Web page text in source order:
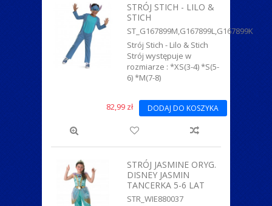
STRÓJ STICH - LILO &
STICH
ST_G167899M,G167899L,G167899K
Strój Stich - Lilo & Stich
Strój występuje w
rozmiarze : *XS(3-4) *S(5-
6) *M(7-8)
82,99 zł DODAJ DO KOSZYKA
STRÓJ JASMINE ORYG.
DISNEY JASMIN
TANCERKA 5-6 LAT
STR_WIE880037